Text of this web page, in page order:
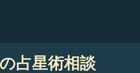
占星術相談